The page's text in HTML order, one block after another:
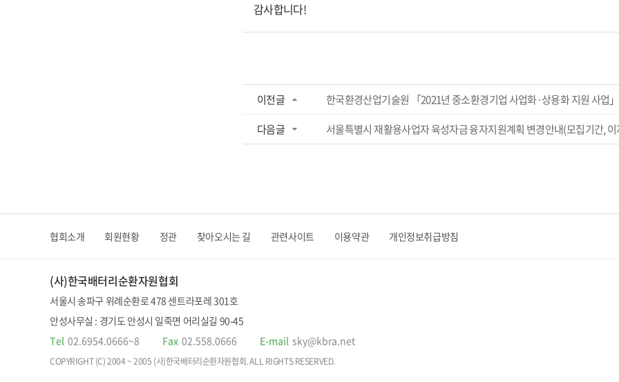
감사합니다!
이전글
한국환경산업기술원 「2021년 중소환경기업 사업화·상용화 지원 사업
다음글
서울특별시 재활용사업자 육성자금 융자지원계획 변경안내(모집기간,
협회소개 회원현황 정관 찾아오시는 길 관련사이트 이용약관 개인정보취급방침
(사)한국배터리순환자원협회
서울시 송파구 위례순환로 478 센트라포레 301호
안성사무실 : 경기도 안성시 일죽면 어리실길 90-45
Tel 02.6954.0666~8 Fax 02.558.0666 E-mail sky@kbra.net
COPYRIGHT (C) 2004 ~ 2005 (사)한국배터리순환자원협회. ALL RIGHTS RESERVED.